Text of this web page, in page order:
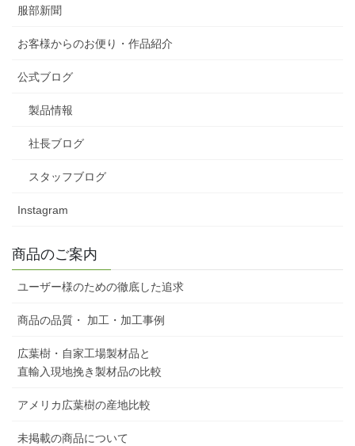
服部新聞
お客様からのお便り・作品紹介
公式ブログ
製品情報
社長ブログ
スタッフブログ
Instagram
商品のご案内
ユーザー様のための徹底した追求
商品の品質・ 加工・加工事例
広葉樹・自家工場製材品と
直輸入現地挽き製材品の比較
アメリカ広葉樹の産地比較
未掲載の商品について